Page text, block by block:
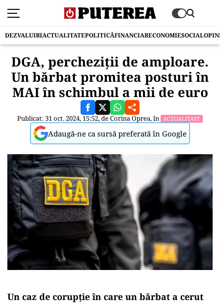
DEZVALUIRIACTUALITATEPOLITICĂFINANCIARECONOMIESOCIAL
DGA, percheziții de amploare.
Un bărbat promitea posturi în
MAI în schimbul a mii de euro
Publicat: 31 oct. 2024, 15:52, deCorina Oprea, în ACTUALITATE
Adaugă-ne ca sursă preferată în Google
Un caz de corupție în care un bărbat a cerut